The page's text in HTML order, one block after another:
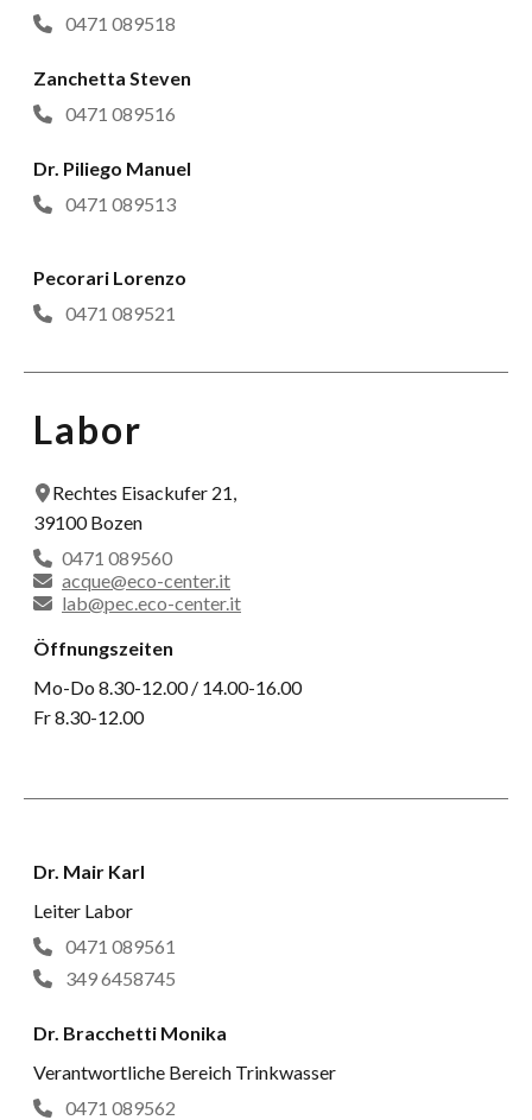
0471 089518
Zanchetta Steven
0471 089516
Dr. Piliego Manuel
0471 089513
Pecorari Lorenzo
0471 089521
Labor
Rechtes Eisackufer 21,
39100 Bozen
0471 089560
acque@eco-center.it
lab@pec.eco-center.it
Öffnungszeiten
Mo-Do 8.30-12.00 / 14.00-16.00
Fr 8.30-12.00
Dr. Mair Karl
Leiter Labor
0471 089561
349 6458745
Dr. Bracchetti Monika
Verantwortliche Bereich Trinkwasser
0471 089562